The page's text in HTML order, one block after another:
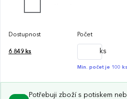
Dostupnost Počet
6 849 ks ks
Min. počet je 100 ks
Potřebuji zboží s potiskem